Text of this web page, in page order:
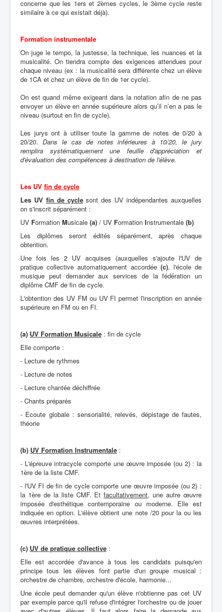
concerne que les 1ers et 2èmes cycles, le 3ème cycle reste
similaire à ce qui existait déjà).
Formation instrumentale
On juge le tempo, la justesse, la technique, les nuances et la
musicalité. On tiendra compte des exigences attendues pour
chaque niveau (ex : la musicalité sera différente chez un élève
de 1CA et chez un élève de fin de 1er cycle).
On est quand même exigeant dans la notation afin de ne pas
envoyer un élève en année supérieure alors qu’il n’en a pas le
niveau (surtout en fin de cycle).
Les jurys ont à utiliser toute la gamme de notes de 0/20 à
20/20. Dans le cas de notes inférieures à 10/20, le jury
remplira systématiquement une feuille d'appréciation et
d'évaluation des compétences à destination de l'élève.
Les UV fin de cycle
Les UV fin de cyclesont des UV indépendantes auxquelles
on s'inscrit séparément :
UV Formation Musicale (a) / UV Formation Instrumentale (b)
Les diplômes seront édités séparément, après chaque
obtention.
Une fois les 2 UV acquises (auxquelles s'ajoute l'UV de
pratique collective automatiquement accordée (c), l'école de
musique peut demander aux services de la fédération un
diplôme CMF de fin de cycle.
L'obtention des UV FM ou UV FI permet l'inscription en année
supérieure en FM ou en FI.
(a) UV Formation Musicale : fin de cycle
Elle comporte :
- Lecture de rythmes
- Lecture de notes
- Lecture chantée déchiffrée
- Chants préparés
- Ecoute globale : sensorialité, relevés, dépistage de fautes,
théorie
(b) UV Formation Instrumentale :
- L'épreuve intracycle comporte une œuvre imposée (ou 2) : la
1ère de la liste CMF.
- l'UV FI de fin de cycle comporte une œuvre imposée (ou 2) :
la 1ère de la liste CMF. Etfacultativement, une autre œuvre
imposée d'esthétique contemporaine ou moderne. Elle est
indiquée en option. L'élève obtient une note /20 pour la ou les
œuvres interprétées.
(c) UV de pratique collective :
Elle est accordée d'avance à tous les candidats puisqu'en
principe tous les élèves font partie d'un groupe musical :
orchestre de chambre, orchestre d'école, harmonie...
Une école peut demander qu'un élève n'obtienne pas cet UV
par exemple parce qu'il refuse d'intégrer l'orchestre ou de jouer